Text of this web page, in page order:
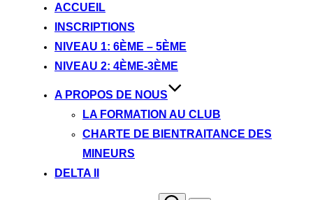
ACCUEIL
INSCRIPTIONS
NIVEAU 1: 6ÈME – 5ÈME
NIVEAU 2: 4ÈME-3ÈME
A PROPOS DE NOUS
LA FORMATION AU CLUB
CHARTE DE BIENTRAITANCE DES
MINEURS
DELTA II